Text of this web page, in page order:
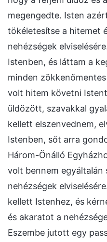
megengedte. Isten
tökéletesítse a hitemet
nehézségek
Istenben, és láttam a
minden
volt hitem követni
üldözött, szavakkal
kellett elszenvednem,
Istenben, sőt arra
Három-Önálló
volt bennem egyáltalán
nehézségek
kellett Istenhez, és
és akaratot a
Eszembe jutott egy